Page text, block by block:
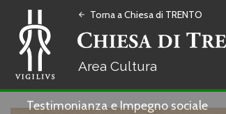
arrow_back Torna a Chiesa di TRENTO
Cultura
Testimonianza e Impegno sociale